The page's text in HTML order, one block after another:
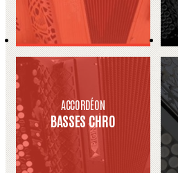
ACCORDÉON
BASSES CHRO